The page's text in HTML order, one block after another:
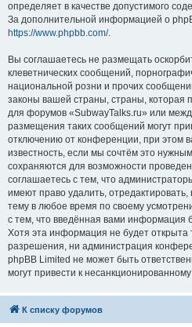
определяет в качестве допустимого
За дополнительной информацией о
https://www.phpbb.com/.
Вы соглашаетесь не размещать
клеветнических сообщений,
национальной розни и прочих
законы вашей страны, страны, которая
для форумов «SubwayTalks.ru» или
размещения таких сообщений могут
отключению от конференции, при этом
известность, если мы сочтём это
сохраняются для возможности
соглашаетесь с тем, что
имеют право удалить,
тему в любое время по своему
с тем, что введённая вами информация
Хотя эта информация не будет открыта
разрешения, ни администрация
phpBB Limited не может быть
могут привести к
К списку форумов